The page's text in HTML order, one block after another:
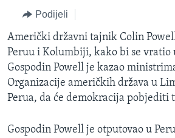
pretragu
SJEDINJENE AMERIČKE DRŽAVE
BOSNA I HERCEGOVINA
SVIJET
NAUKA I TEHNOLOGIJA
SPECIJALNI PROJEKTI
KORUPCIJA
SLOBODA MEDIJA
ŽENSKA STRANA
IZBJEGLIČKA STRANA
Podijeli
Američki državni tajnik Colin
Peruu i Kolumbiji, kako bi se vratio
Gospodin Powell je kazao
Organizacije američkih država u
Perua, da će demokracija pobjediti
Gospodin Powell je otputovao u